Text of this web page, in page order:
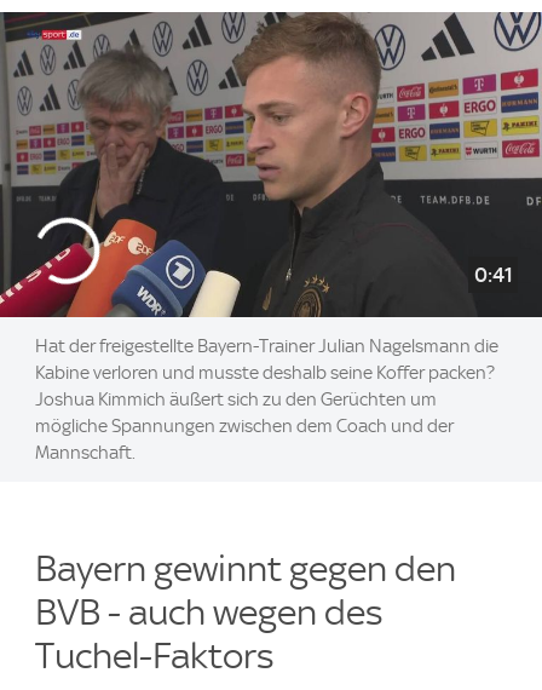
0:41
Hat der freigestellte Bayern-Trainer Julian Nagelsmann die
Kabine verloren und musste deshalb seine Koffer packen?
Joshua Kimmich äußert sich zu den Gerüchten um
mögliche Spannungen zwischen dem Coach und der
Mannschaft.
Bayern gewinnt gegen den
BVB - auch wegen des
Tuchel-Faktors